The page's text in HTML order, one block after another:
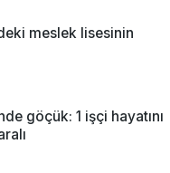
meslek lisesinin
göçük: 1 işçi hayatını